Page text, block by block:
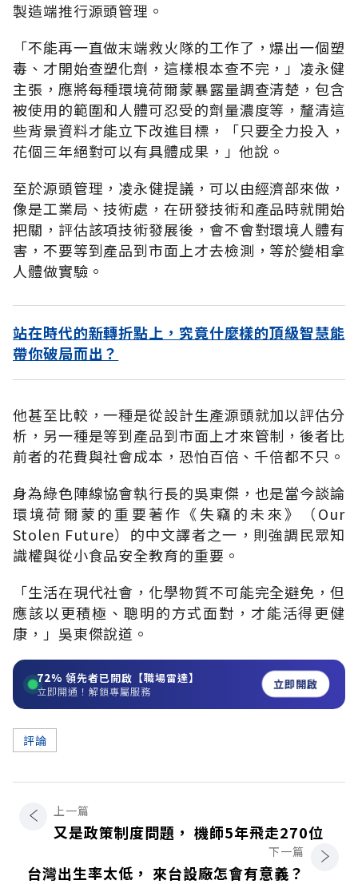
製造端推行源頭管理。
「不能再一直做末端救火隊的工作了，爆出一個塑
毒、才開始查塑化劑，這樣根本查不完，」凌永健
主張，應將每種環境荷爾蒙暴露量調查清楚，包含
被使用的範圍和人體可忍受的劑量濃度等，釐清這
些背景資料才能立下改進目標，「只要全力投入，
花個三年絕對可以有具體成果，」他說。
至於源頭管理，凌永健提議，可以由經濟部來做，
像是工業局、技術處，在研發技術和產品時就開始
把關，評估該項技術發展後，會不會對環境人體有
害，不要等到產品到市面上才去檢測，等於變相拿
人體做實驗。
站在時代的新轉折點上，究竟什麼樣的頂級智慧能
帶你破局而出？
他甚至比較，一種是從設計生產源頭就加以評估分
析，另一種是等到產品到市面上才來管制，後者比
前者的花費與社會成本，恐怕百倍、千倍都不只。
身為綠色陣線協會執行長的吳東傑，也是當今談論
環境荷爾蒙的重要著作《失竊的未來》（Our
Stolen Future）的中文譯者之一，則強調民眾知
識權與從小食品安全教育的重要。
「生活在現代社會，化學物質不可能完全避免，但
應該以更積極、聰明的方式面對，才能活得更健
康，」吳東傑說道。
72% 領先者已開啟【職場雷達】
立即開通！解鎖專屬服務 立即開啟
評論
上一篇
又是政策制度問題， 機師5年飛走270位
下一篇
台灣出生率太低， 來台設廠怎會有意義？